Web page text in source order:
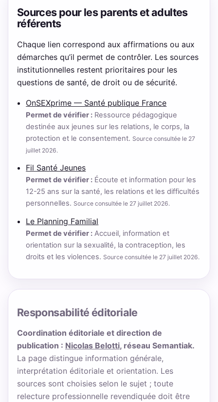
Sources pour les parents et adultes
référents
Chaque lien correspond aux affirmations ou aux
démarches qu’il permet de contrôler. Les sources
institutionnelles restent prioritaires pour les
questions de santé, de droit ou de sécurité.
OnSEXprime — Santé publique France
Permet de vérifier : Ressource pédagogique
destinée aux jeunes sur les relations, le corps, la
protection et le consentement. Source consultée le 27
juillet 2026.
Fil Santé Jeunes
Permet de vérifier : Écoute et information pour les
12-25 ans sur la santé, les relations et les difficultés
personnelles. Source consultée le 27 juillet 2026.
Le Planning Familial
Permet de vérifier : Accueil, information et
orientation sur la sexualité, la contraception, les
droits et les violences. Source consultée le 27 juillet 2026.
Responsabilité éditoriale
Coordination éditoriale et direction de
publication : Nicolas Belotti, réseau Semantiak.
La page distingue information générale,
interprétation éditoriale et orientation. Les
sources sont choisies selon le sujet ; toute
relecture professionnelle revendiquée doit être